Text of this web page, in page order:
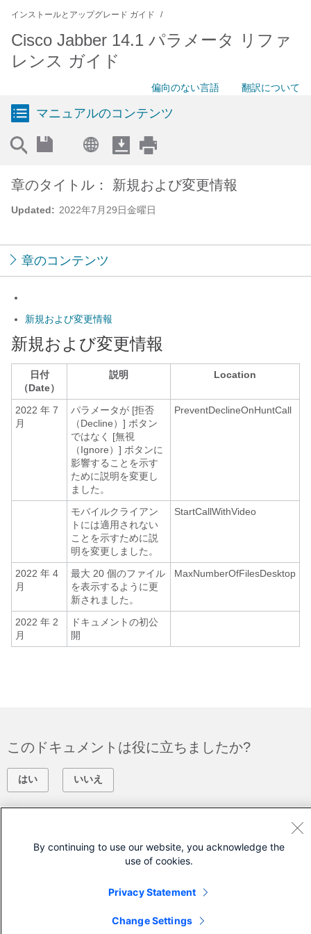
インストールとアップグレード ガイド
Cisco Jabber 14.1 パラメータ リファ
レンス ガイド
偏向のない言語 翻訳について
マニュアルのコンテンツ
Updated: 2022年7月29日金曜日
章のタイトル： 新規および変更情報
章のコンテンツ
新規および変更情報
新規および変更情報
日付
（Date）
説明 Location
2022 年 7
月
パラメータが [拒否
（Decline）] ボタン
ではなく [無視
（Ignore）] ボタンに
影響することを示す
ために説明を変更し
ました。
PreventDeclineOnHuntCall
モバイルクライアン
トには適用されない
ことを示すために説
明を変更しました。
StartCallWithVideo
2022 年 4
月
最大 20 個のファイル
を表示するように更
新されました。
MaxNumberOfFilesDesktop
2022 年 2
月
ドキュメントの初公
開
このドキュメントは役に立ちましたか?
はい いいえ
シスコに問い合わせ
By continuing to use our website, you acknowledge the
use of cookies.
Privacy Statement
Change Settings